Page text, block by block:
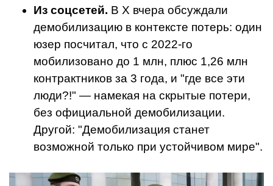
Из соцсетей. В X вчера обсуждали
демобилизацию в контексте потерь: один
юзер посчитал, что с 2022-го
мобилизовано до 1 млн, плюс 1,26 млн
контрактников за 3 года, и "где все эти
люди?!" — намекая на скрытые потери,
без официальной демобилизации.
Другой: "Демобилизация станет
возможной только при устойчивом мире".